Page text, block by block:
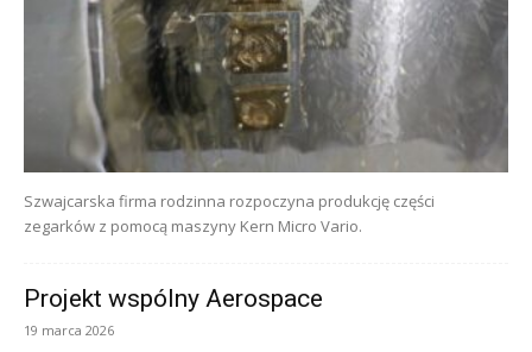
Szwajcarska firma rodzinna rozpoczyna produkcję części
zegarków z pomocą maszyny Kern Micro Vario.
Projekt wspólny Aerospace
19 marca 2026